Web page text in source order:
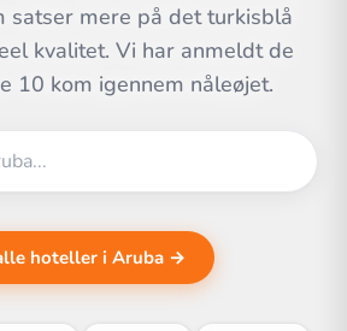
OpenStreetMap
contributors | ©
satser mere på det turkisblå
kvalitet. Vi har anmeldt de
10 kom igennem nåleøjet.
hoteller i Aruba →